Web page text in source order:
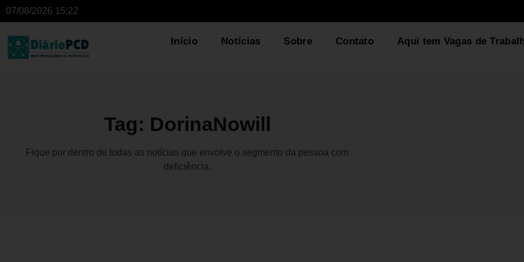
07/08/2026 15:22
Início Notícias Sobre Contato Aqui tem Vagas de
Tag: DorinaNowill
Fique por dentro de todas as notícias que envolve o segmento da pessoa com
deficiência.